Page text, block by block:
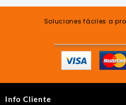
Soluciones fáciles a
Info Cliente